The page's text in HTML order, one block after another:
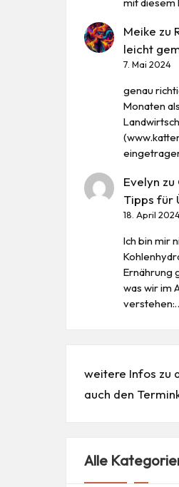
mit diesem
Meike zu
leicht
7. Mai 2024
genau
Monaten
Evelyn zu
Tipps für
18. April
Ich bin mir
Ernährung
was wir im
weitere Infos zu
auch den
Alle